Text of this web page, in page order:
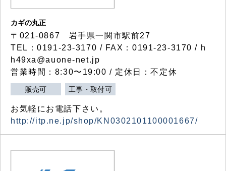
カギの丸正
〒021-0867 岩手県一関市駅前27
TEL：0191-23-3170 / FAX：0191-23-3170 / h
h49xa@auone-net.jp
営業時間：8:30〜19:00 / 定休日：不定休
販売可 工事・取付可
お気軽にお電話下さい。
http://itp.ne.jp/shop/KN0302101100001667/